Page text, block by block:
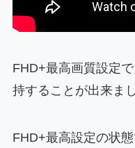
FHD+最高画質設定
持することが出来まし
FHD+最高設定の状